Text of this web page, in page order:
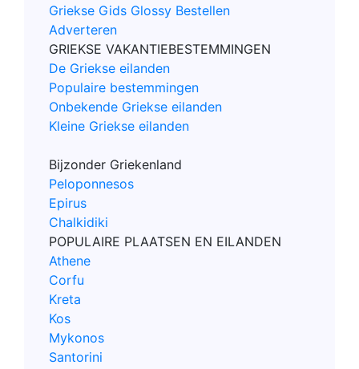
Griekse Gids Glossy Bestellen
Adverteren
GRIEKSE VAKANTIEBESTEMMINGEN
De Griekse eilanden
Populaire bestemmingen
Onbekende Griekse eilanden
Kleine Griekse eilanden
Bijzonder Griekenland
Peloponnesos
Epirus
Chalkidiki
POPULAIRE PLAATSEN EN EILANDEN
Athene
Corfu
Kreta
Kos
Mykonos
Santorini